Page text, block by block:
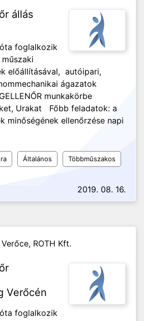
állás
foglalkozik
előállításával, autóipari,
ágazatok
munkakörbe
Urakat Főbb feladatok: a
minőségének ellenőrzése napi
Általános Többműszakos
2019. 08. 16.
Verőce, ROTH Kft.
Verőcén
foglalkozik